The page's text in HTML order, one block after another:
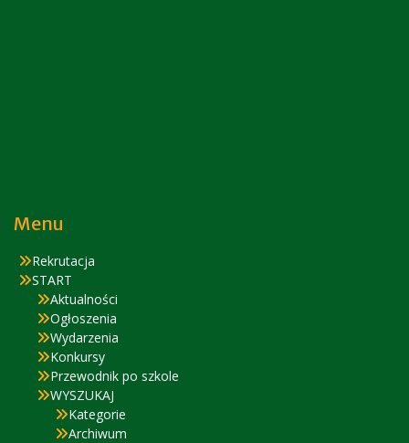
Menu
Rekrutacja
START
Aktualności
Ogłoszenia
Wydarzenia
Konkursy
Przewodnik po szkole
WYSZUKAJ
Kategorie
Archiwum